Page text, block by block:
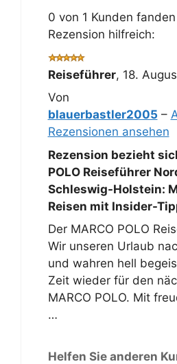
0 von 1 Kunden
Rezension hilfreich:
Reiseführer, 18.
Von
blauerbastler2005 –
Rezensionen ansehen
Rezension bezieht
POLO Reiseführer
Schleswig-Holstein:
Reisen mit Insider-
Der MARCO POLO
Wir unseren Urlaub
und wahren hell
Zeit wieder für den
MARCO POLO. Mit
…
Helfen Sie anderen